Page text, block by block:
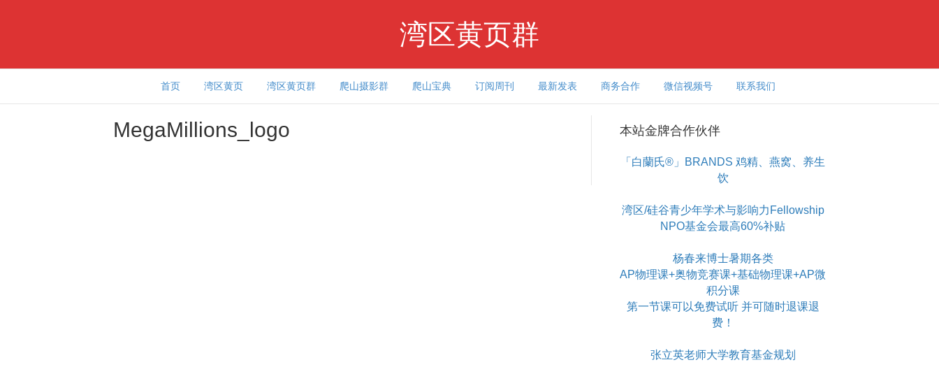
湾区黄页群
首页 湾区黄页 湾区黄页群 爬山摄影群 爬山宝典 订阅周刊 最新发表 商务合作 微信视频号 联系我们
MegaMillions_logo 本站金牌合作伙伴
「白蘭氏®」BRANDS 鸡精、燕窝、养生
饮
湾区/硅谷青少年学术与影响力Fellowship
NPO基金会最高60%补贴
杨春来博士暑期各类
AP物理课+奥物竞赛课+基础物理课+AP微
积分课
第一节课可以免费试听 并可随时退课退
费！
张立英老师大学教育基金规划